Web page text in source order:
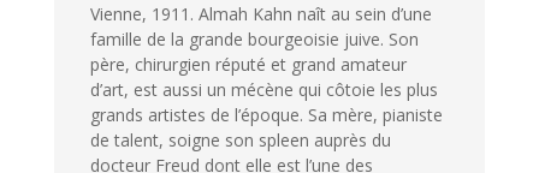
Vienne, 1911. Almah Kahn naît au sein d’une
famille de la grande bourgeoisie juive. Son
père, chirurgien réputé et grand amateur
d’art, est aussi un mécène qui côtoie les plus
grands artistes de l’époque. Sa mère, pianiste
de talent, soigne son spleen auprès du
docteur Freud dont elle est l’une des